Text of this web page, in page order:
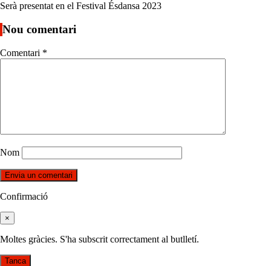
Serà presentat en el Festival Ésdansa 2023
Nou comentari
Comentari *
Nom
Confirmació
×
Moltes gràcies. S'ha subscrit correctament al butlletí.
Tanca